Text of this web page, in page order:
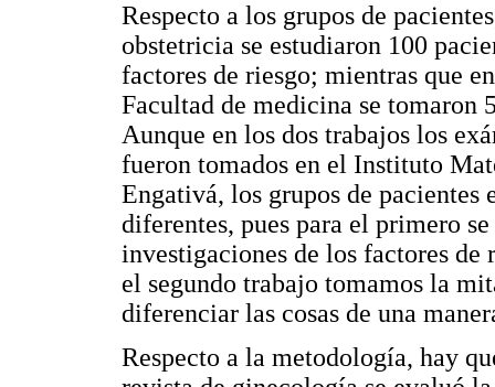
Respecto a los grupos de
obstetricia se estudiaron 100
factores de riesgo; mientras que
Facultad de medicina se tomaron
Aunque en los dos trabajos los
fueron tomados en el Instituto
Engativá, los grupos de pacientes
diferentes, pues para el primero
investigaciones de los factores de
el segundo trabajo tomamos la
diferenciar las cosas de una
Respecto a la metodología, hay